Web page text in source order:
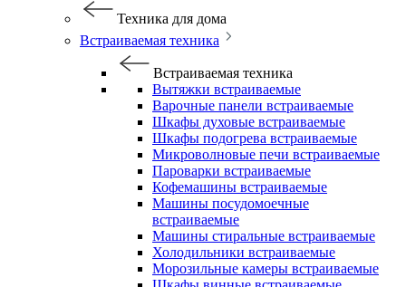
Техника для дома
Встраиваемая техника
Встраиваемая техника
Вытяжки встраиваемые
Варочные панели встраиваемые
Шкафы духовые встраиваемые
Шкафы подогрева встраиваемые
Микроволновые печи встраиваемые
Пароварки встраиваемые
Кофемашины встраиваемые
Машины посудомоечные
встраиваемые
Машины стиральные встраиваемые
Холодильники встраиваемые
Морозильные камеры встраиваемые